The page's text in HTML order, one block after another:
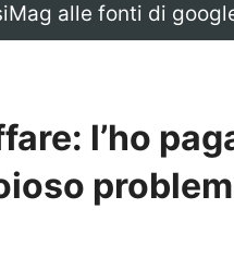
alle fonti di
l’ho